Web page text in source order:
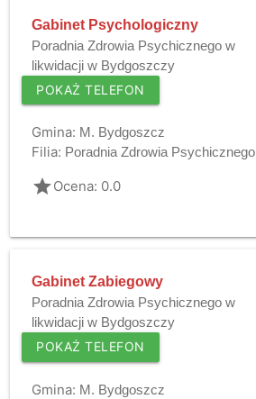
Gabinet Psychologiczny
Poradnia Zdrowia Psychicznego w
likwidacji w Bydgoszczy
POKAŻ TELEFON
Gmina: M. Bydgoszcz
Filia: Poradnia Zdrowia Psychicznego
gradeOcena: 0.0
Gabinet Zabiegowy
Poradnia Zdrowia Psychicznego w
likwidacji w Bydgoszczy
POKAŻ TELEFON
Gmina: M. Bydgoszcz